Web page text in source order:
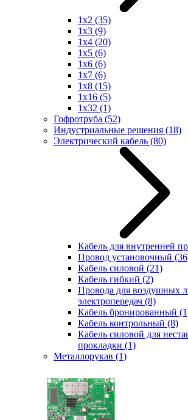
1x2 (35)
1x3 (9)
1x4 (20)
1x5 (6)
1x6 (6)
1x7 (6)
1x8 (15)
1x16 (5)
1x32 (1)
Гофротруба (52)
Индустриальные решения (18)
Электрический кабель (80)
Кабель для внутренней
Провод установочный
Кабель силовой (21)
Кабель гибкий (2)
Провода для воздушных
электропередач (8)
Кабель бронированный
Кабель контрольный (8)
Кабель силовой для
прокладки (1)
Металлорукав (1)